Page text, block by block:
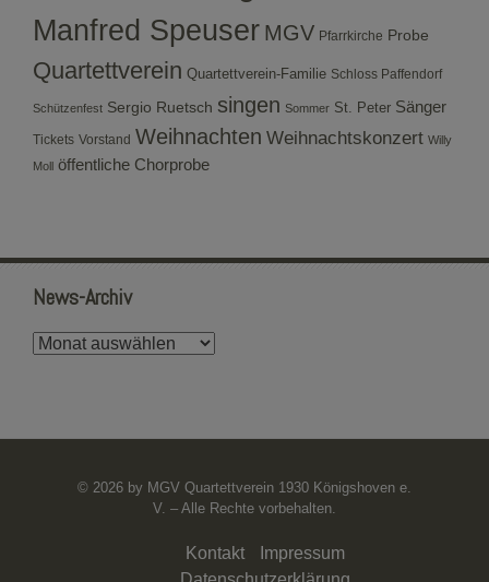
Manfred Speuser MGV Pfarrkirche Probe
Quartettverein Quartettverein-Familie Schloss Paffendorf
Schützenfest Sergio Ruetsch singen Sommer St. Peter Sänger
Tickets Vorstand Weihnachten Weihnachtskonzert Willy
Moll
öffentliche Chorprobe
News-Archiv
News-
© 2026 by MGV Quartettverein 1930 Königshoven e.
V. – Alle Rechte vorbehalten.
Kontakt
Impressum